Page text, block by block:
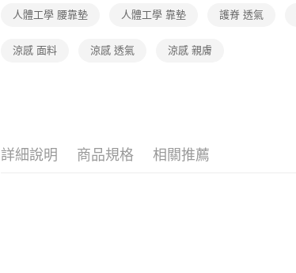
人體工學 腰靠墊 人體工學 靠墊 護脊 透氣
涼感 面料 涼感 透氣 涼感 親膚
詳細說明 商品規格 相關推薦